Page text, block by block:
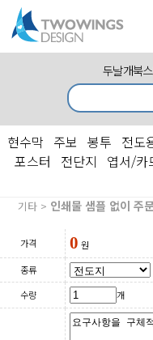
두날개북
현수막 주보 봉투 전도
포스터
전단지 엽서/카
기타 > 인쇄물 샘플 없이 주
가격 0 원
종류
수량
개